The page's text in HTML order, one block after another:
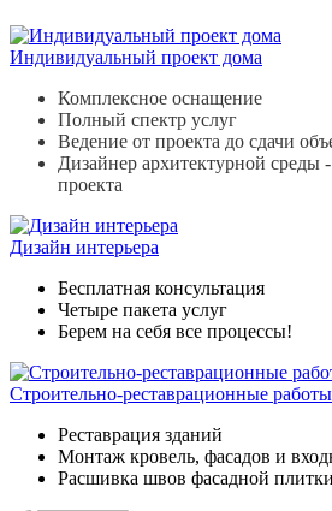
Индивидуальный проект дома
Комплексное оснащение
Полный спектр услуг
Ведение от проекта до сдачи
Дизайнер архитектурной среды
проекта
Дизайн интерьера
Бесплатная консультация
Четыре пакета услуг
Берем на себя все процессы!
Строительно-реставрационные работы
Реставрация зданий
Монтаж кровель, фасадов и
Расшивка швов фасадной